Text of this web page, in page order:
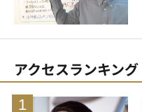
アクセスランキング